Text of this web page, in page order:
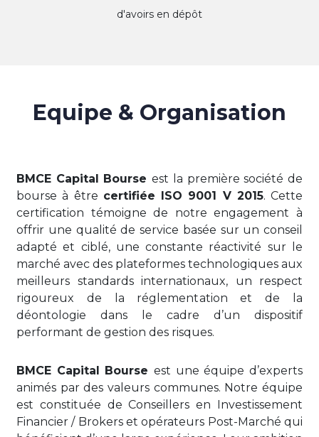
d'avoirs en dépôt
Equipe & Organisation
BMCE Capital Bourseest la première société de
bourse à être certifiée ISO 9001 V 2015. Cette
certification témoigne de notre engagement à
offrir une qualité de service basée sur un conseil
adapté et ciblé, une constante réactivité sur le
marché avec des plateformes technologiques aux
meilleurs standards internationaux, un respect
rigoureux de la réglementation et de la
déontologie dans le cadre d’un dispositif
performant de gestion des risques.
BMCE Capital Bourse est une équipe d’experts
animés par des valeurs communes. Notre équipe
est constituée de Conseillers en Investissement
Financier / Brokers et opérateurs Post-Marché qui